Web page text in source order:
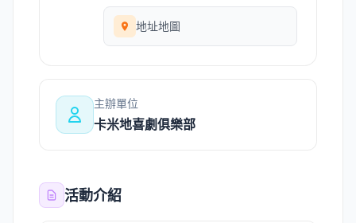
地址地圖
主辦單位
卡米地喜劇俱樂部
活動介紹